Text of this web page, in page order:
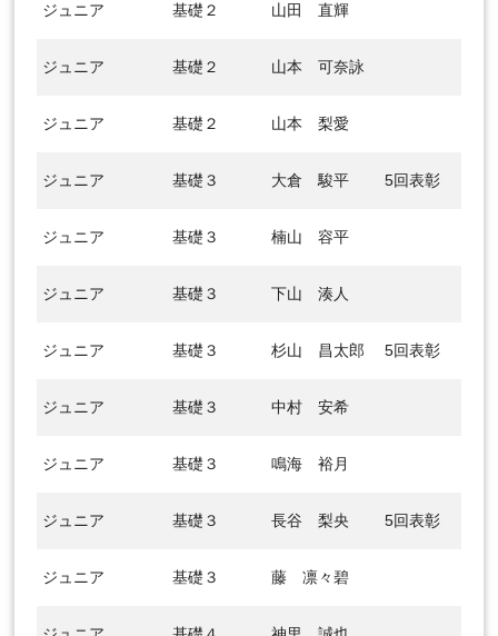
ジュニア 基礎２ 山田 直輝
ジュニア 基礎２ 山本 可奈詠
ジュニア 基礎２ 山本 梨愛
ジュニア 基礎３ 大倉 駿平 5回表彰
ジュニア 基礎３ 楠山 容平
ジュニア 基礎３ 下山 湊人
ジュニア 基礎３ 杉山 昌太郎 5回表彰
ジュニア 基礎３ 中村 安希
ジュニア 基礎３ 鳴海 裕月
ジュニア 基礎３ 長谷 梨央 5回表彰
ジュニア 基礎３ 藤 凛々碧